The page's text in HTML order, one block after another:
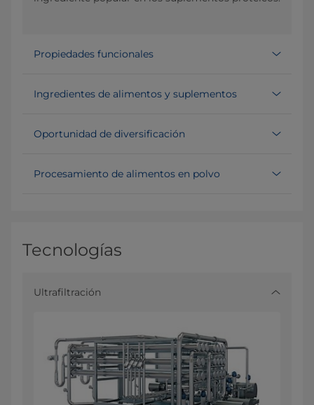
Propiedades funcionales
Ingredientes de alimentos y suplementos
Oportunidad de diversificación
Procesamiento de alimentos en polvo
Tecnologías
Ultrafiltración